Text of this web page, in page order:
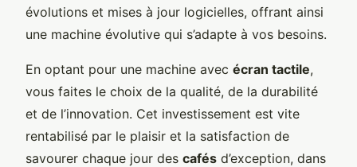
évolutions et mises à jour logicielles, offrant ainsi
une machine évolutive qui s’adapte à vos besoins.
En optant pour une machine avec écran tactile,
vous faites le choix de la qualité, de la durabilité
et de l’innovation. Cet investissement est vite
rentabilisé par le plaisir et la satisfaction de
savourer chaque jour des cafés d’exception, dans